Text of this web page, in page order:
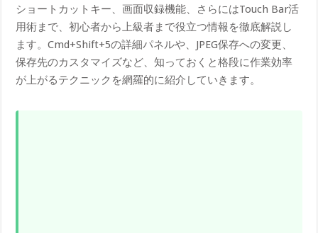
ショートカットキー、画面収録機能、さらにはTouch Bar活
用術まで、初心者から上級者まで役立つ情報を徹底解説し
ます。Cmd+Shift+5の詳細パネルや、JPEG保存への変更、
保存先のカスタマイズなど、知っておくと格段に作業効率
が上がるテクニックを網羅的に紹介していきます。